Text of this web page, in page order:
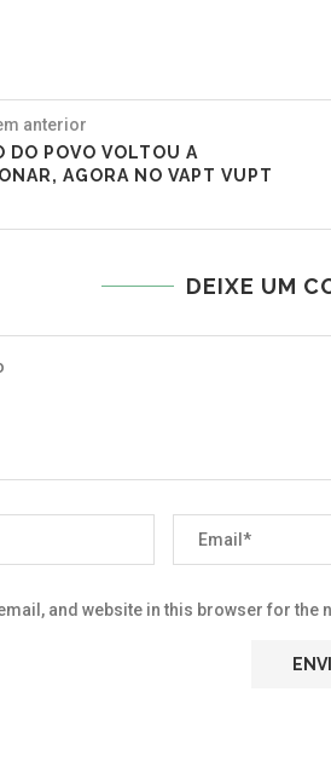
anterior
DO POVO VOLTOU A
AGORA NO VAPT VUPT
DEIXE UM
and website in this browser for the